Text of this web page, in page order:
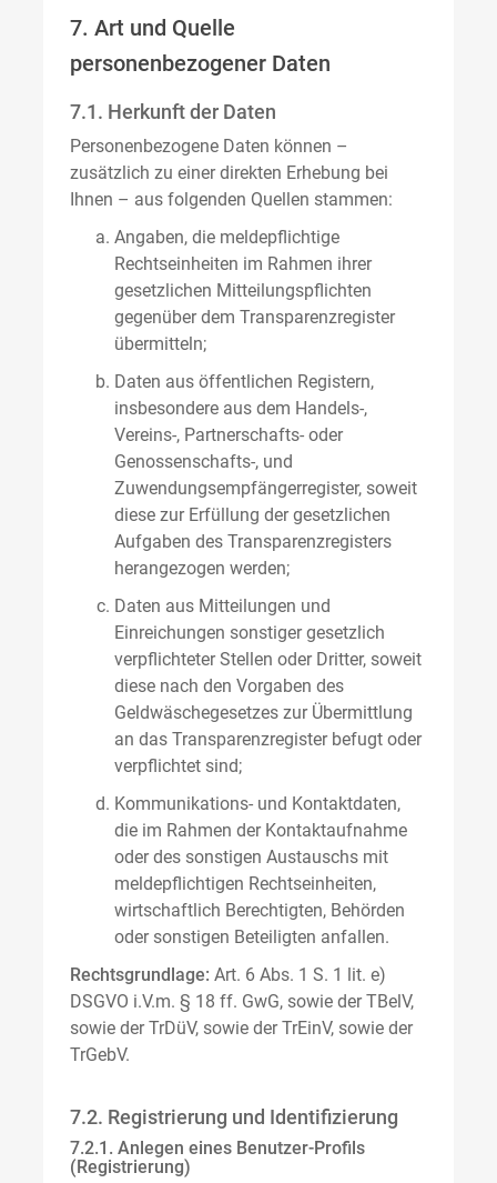
7. Art und Quelle
personenbezogener Daten
7.1. Herkunft der Daten
Personenbezogene Daten können –
zusätzlich zu einer direkten Erhebung bei
Ihnen – aus folgenden Quellen stammen:
Angaben, die meldepflichtige
Rechtseinheiten im Rahmen ihrer
gesetzlichen Mitteilungspflichten
gegenüber dem Transparenzregister
übermitteln;
Daten aus öffentlichen Registern,
insbesondere aus dem Handels-,
Vereins-, Partnerschafts- oder
Genossenschafts-, und
Zuwendungsempfängerregister, soweit
diese zur Erfüllung der gesetzlichen
Aufgaben des Transparenzregisters
herangezogen werden;
Daten aus Mitteilungen und
Einreichungen sonstiger gesetzlich
verpflichteter Stellen oder Dritter, soweit
diese nach den Vorgaben des
Geldwäschegesetzes zur Übermittlung
an das Transparenzregister befugt oder
verpflichtet sind;
Kommunikations- und Kontaktdaten,
die im Rahmen der Kontaktaufnahme
oder des sonstigen Austauschs mit
meldepflichtigen Rechtseinheiten,
wirtschaftlich Berechtigten, Behörden
oder sonstigen Beteiligten anfallen.
Rechtsgrundlage: Art. 6 Abs. 1 S. 1 lit. e)
DSGVO i.V.m. § 18 ff. GwG, sowie der TBelV,
sowie der TrDüV, sowie der TrEinV, sowie der
TrGebV.
7.2. Registrierung und Identifizierung
7.2.1. Anlegen eines Benutzer-Profils
(Registrierung)